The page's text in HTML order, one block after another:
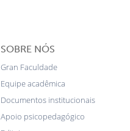
SOBRE NÓS
Gran Faculdade
Equipe acadêmica
Documentos institucionais
Apoio psicopedagógico